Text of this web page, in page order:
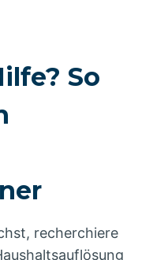
So
recherchiere